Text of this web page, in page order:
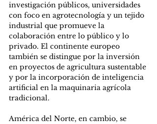
investigación públicos, universidades
con foco en agrotecnología y un tejido
industrial que promueve la
colaboración entre lo público y lo
privado. El continente europeo
también se distingue por la inversión
en proyectos de agricultura sustentable
y por la incorporación de inteligencia
artificial en la maquinaria agrícola
tradicional.
América del Norte, en cambio, se